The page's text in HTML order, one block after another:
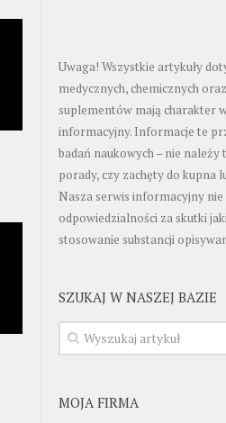
Uwaga! Wszystkie artykuły
medycznych, chemicznych
suplementów mają charakter
informacyjny. Informacje te
badań naukowych – nie należy
porady, czy zachęty do kupna
Nasza serwis informacyjny
odpowiedzialności za skutki
stosowanie substancji
SZUKAJ W NASZEJ BAZIE
MOJA FIRMA